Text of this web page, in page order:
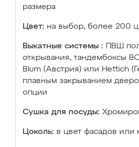
размера
Цвет: на выбор, более 200
Выкатные системы :
ПВШ
открывания, тандембоксы
Blum (Австрия) или Hettich
плавным закрыванием
опции
Сушка для посуды:
Цоколь: в цвет фасадов или